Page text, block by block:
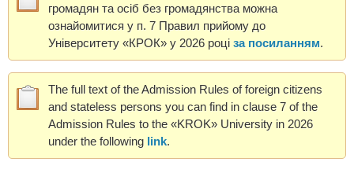
громадян та осіб без громадянства можна
ознайомитися у п. 7 Правил прийому до
Університету «КРОК» у 2026 році за посиланням.
The full text of the Admission Rules of foreign citizens
and stateless persons you can find in clause 7 of the
Admission Rules to the «KROK» University in 2026
under the following link.